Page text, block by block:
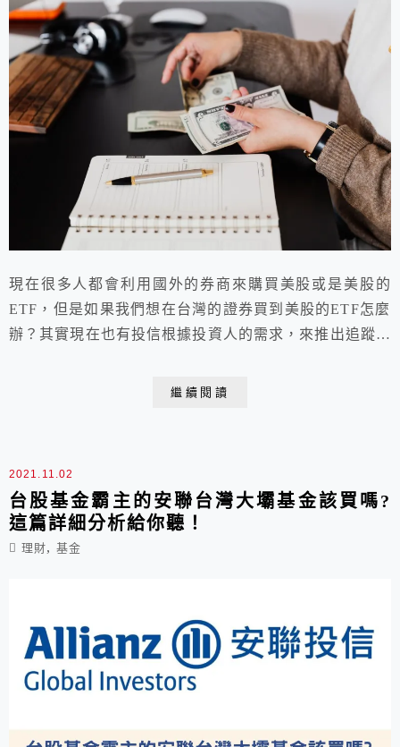
現在很多人都會利用國外的券商來購買美股或是美股的
ETF，但是如果我們想在台灣的證券買到美股的ETF怎麼
辦？其實現在也有投信根據投資人的需求，來推出追蹤美
繼續閱讀
2021.11.02
台股基金霸主的安聯台灣大壩基金該買嗎?
這篇詳細分析給你聽！
理財, 基金